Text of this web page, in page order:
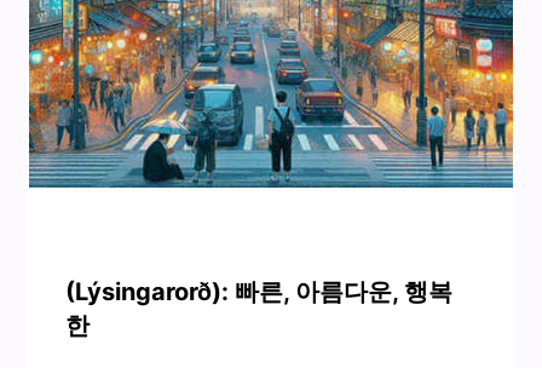
(Lýsingarorð): 빠른, 아름다운, 행복
한